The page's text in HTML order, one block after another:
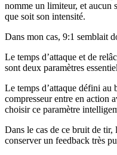
nomme un limiteur, et aucun
que soit son intensité.
Dans mon cas, 9:1 semblait
Le temps d’attaque et de
sont deux paramètres
Le temps d’attaque défini au
compresseur entre en action
choisir ce paramètre
Dans le cas de ce bruit de tir,
conserver un feedback très